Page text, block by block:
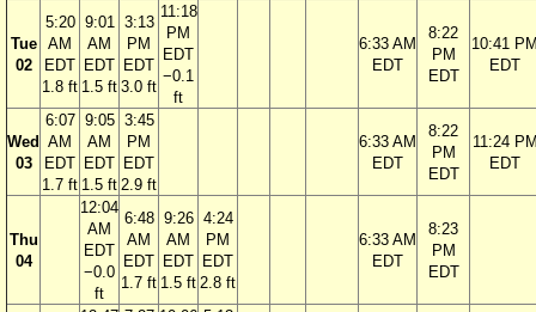
Tue
02
5:20
AM
EDT
1.8 ft
9:01
AM
EDT
1.5 ft
3:13
PM
EDT
3.0 ft
11:18
PM
EDT
−0.1
ft
6:33 AM
EDT
8:22
PM
EDT
10:41
EDT
Wed
03
6:07
AM
EDT
1.7 ft
9:05
AM
EDT
1.5 ft
3:45
PM
EDT
2.9 ft
6:33 AM
EDT
8:22
PM
EDT
11:24
EDT
Thu
04
12:04
AM
EDT
−0.0
ft
6:48
AM
EDT
1.7 ft
9:26
AM
EDT
1.5 ft
4:24
PM
EDT
2.8 ft
6:33 AM
EDT
8:23
PM
EDT